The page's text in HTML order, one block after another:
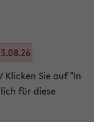
Klicken Sie auf "In
für diese